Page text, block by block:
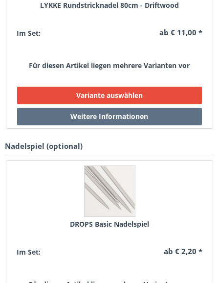
LYKKE Rundstricknadel 80cm - Driftwood
Im Set: ab € 11,00 *
Für diesen Artikel liegen mehrere Varianten vor
Nadelspiel (optional)
DROPS Basic Nadelspiel
Im Set: ab € 2,20 *